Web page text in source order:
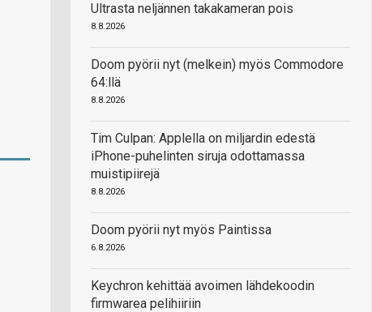
Ultrasta neljännen takakameran pois
8.8.2026
Doom pyörii nyt (melkein) myös Commodore
64:llä
8.8.2026
Tim Culpan: Applella on miljardin edestä
iPhone-puhelinten siruja odottamassa
muistipiirejä
8.8.2026
Doom pyörii nyt myös Paintissa
6.8.2026
Keychron kehittää avoimen lähdekoodin
firmwarea pelihiiriin